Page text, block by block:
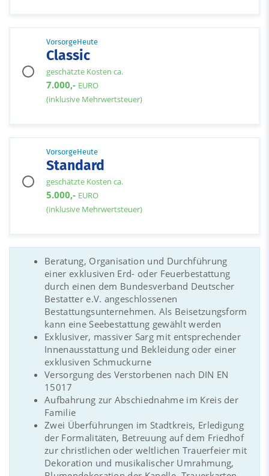
VorsorgeHeute
Classic
geschätzte Kosten ca.
7.000,- EURO
(inklusive Mehrwertsteuer)
VorsorgeHeute
Standard
geschätzte Kosten ca.
5.000,- EURO
(inklusive Mehrwertsteuer)
Beratung, Organisation und Durchführung
einer exklusiven Erd- oder Feuerbestattung
durch einen dem Bundesverband Deutscher
Bestatter e.V. angeschlossenen
Bestattungsunternehmen. Als Beisetzungsform
kann eine Seebestattung gewählt werden
Exklusiver, massiver Sarg mit entsprechender
Innenausstattung und Bekleidung oder einer
exklusiven Schmuckurne
Versorgung des Verstorbenen nach DIN EN
15017
Aufbahrung zur Abschiednahme im Kreis der
Familie
Zwei Überführungen im Stadtkreis, Erledigung
der Formalitäten, Betreuung auf dem Friedhof
zur christlichen oder weltlichen Trauerfeier mit
Dekoration und musikalischer Umrahmung,